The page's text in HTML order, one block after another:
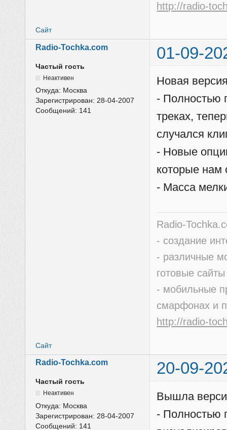
http://radio-
Сайт
Radio-Tochka.com 01-09-
Частый гость
Неактивен
Откуда: Москва
Зарегистрирован: 28-04-2007
Сообщений: 141
Новая
- Полностью
треках,
случался
- Новые
которые нам
- Масса
Radio-
- создание
- различные
готовые
- мобильные
смарфонах и
http://radio-
Сайт
Radio-Tochka.com 20-09-
Частый гость
Неактивен
Откуда: Москва
Зарегистрирован: 28-04-2007
Сообщений: 141
Вышла
- Полностью